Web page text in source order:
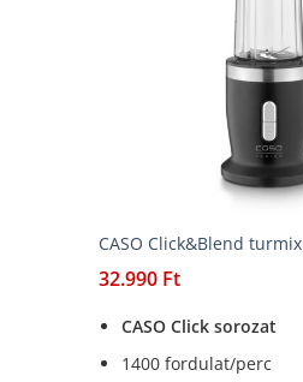
CASO Click&Blend turmix
32.990 Ft
CASO Click sorozat
1400 fordulat/perc